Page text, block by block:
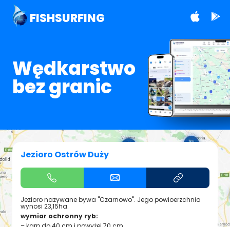
FISHSURFING
Wędkarstwo
bez granic
Jezioro Ostrów Duży
Jezioro nazywane bywa "Czarnowo". Jego powioerzchnia
wynosi 23,15ha.
wymiar ochronny ryb: